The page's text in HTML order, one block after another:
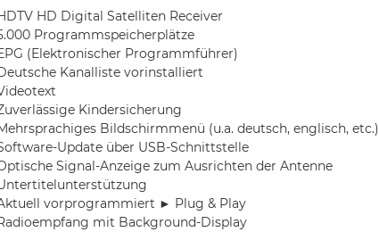
HD Digital Satelliten Receiver
Programmspeicherplätze
(Elektronischer Programmführer)
Kanalliste vorinstalliert
Kindersicherung
Bildschirmmenü (u.a. deutsch, englisch, etc.)
Update über USB-Schnittstelle
Signal-Anzeige zum Ausrichten der Antenne
vorprogrammiert ► Plug & Play
mit Background-Display